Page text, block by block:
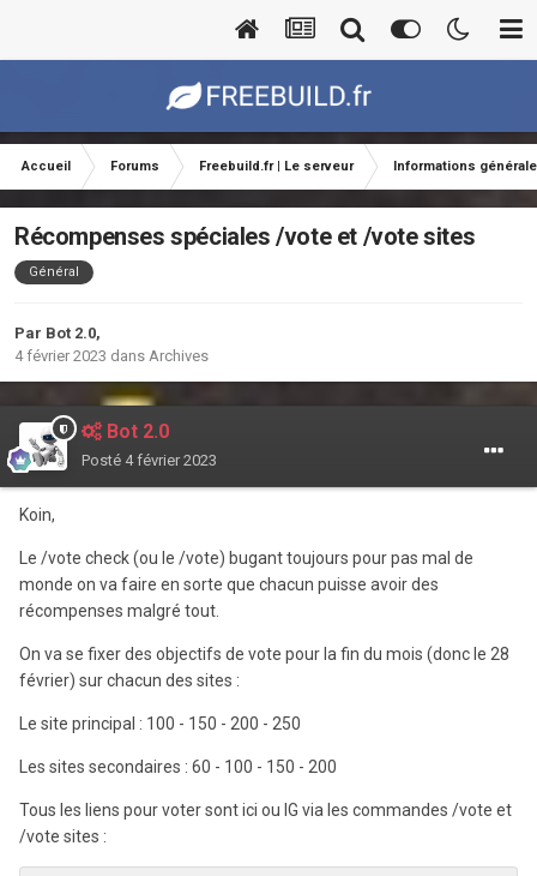
Accueil Forums Freebuild.fr | Le serveur Informations
Récompenses spéciales /vote et /vote sites
Général
Par Bot 2.0,
4 février 2023 dans Archives
Bot 2.0
Posté 4 février 2023
Koin,
Le /vote check (ou le /vote) bugant toujours pour pas mal de
monde on va faire en sorte que chacun puisse avoir des
récompenses malgré tout.
On va se fixer des objectifs de vote pour la fin du mois (donc le 28
février) sur chacun des sites :
Le site principal : 100 - 150 - 200 - 250
Les sites secondaires : 60 - 100 - 150 - 200
Tous les liens pour voter sont ici ou IG via les commandes /vote et
/vote sites :